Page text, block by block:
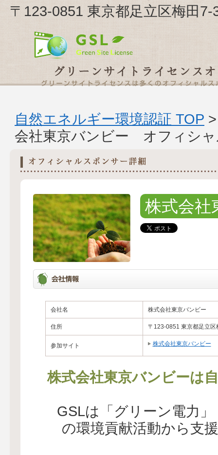
〒123-0851 東京都足立区梅田
自然エネルギー環境認証 TOP
会社東京バンビー オフィシャ
株式会社
会社名 株式会社東京バンビー
住所 〒123-0851 東京都足立区
参加サイト 株式会社東京バンビー
株式会社東京バンビーは
GSLは「グリーン電力
の環境貢献活動から支